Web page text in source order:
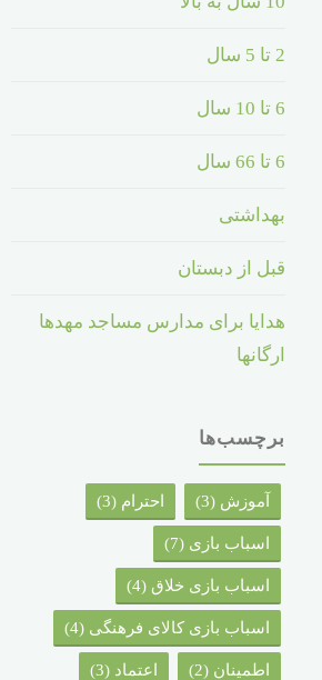
2 تا 5 سال
6 تا 10 سال
6 تا 66 سال
بهداشتی
قبل از دبستان
هدایا برای مدارس مساجد مهدها
ارگانها
برچسب‌ها
آموزش (3) احترام (3)
اسباب بازی (7)
اسباب بازی خلاق (4)
اسباب بازی کالای فرهنگی (4)
اطمینان (2) اعتماد (3)